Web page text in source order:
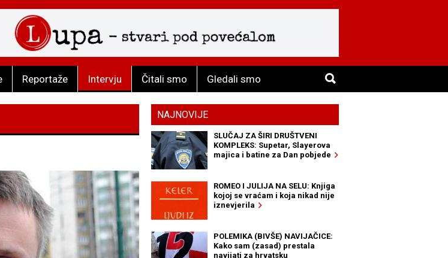
Reportaže Intervju Čitali smo Gledali smo
NAJNOVIJE
SLUČAJ ZA ŠIRI DRUŠTVENI
KOMPLEKS: Supetar, Slayerova
majica i batine za Dan pobjede
ROMEO I JULIJA NA SELU: Knjiga
kojoj se vraćam i koja nikad nije
iznevjerila
POLEMIKA (BIVŠE) NAVIJAČICE:
Kako sam (zasad) prestala
navijati za hrvatsku